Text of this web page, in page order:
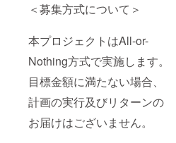
＜募集方式について＞
本プロジェクトはAll-or-
Nothing方式で実施します。
目標金額に満たない場合、
計画の実行及びリターンの
お届けはございません。